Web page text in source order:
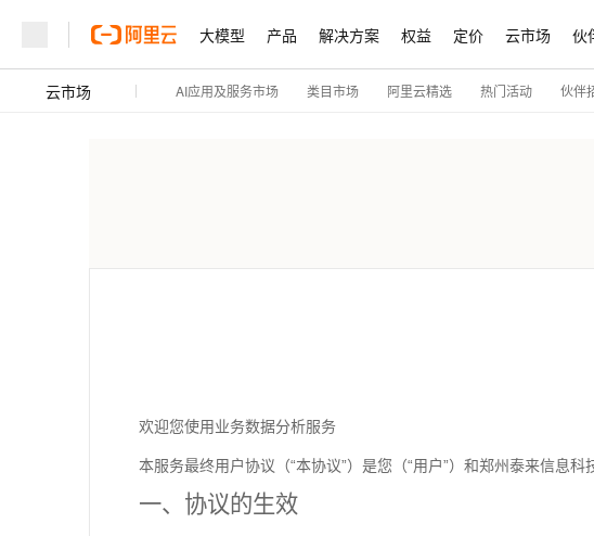
大模型 产品 解决方案 权益 定价 云市场 伙
云市场 AI应用及服务市场 类目市场 阿里云精选 热门活动 伙伴
欢迎您使用业务数据分析服务
本服务最终用户协议（“本协议”）是您（“用户”）和郑州泰来信息
一、协议的生效